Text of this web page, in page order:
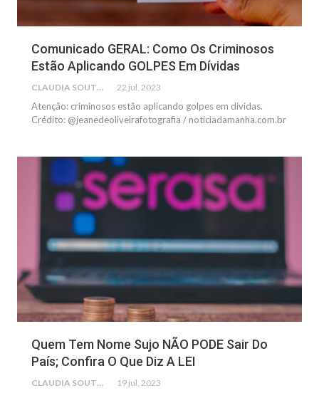
Comunicado GERAL: Como Os Criminosos
Estão Aplicando GOLPES Em Dívidas
CLAUDIA SOUTO 22 jul, 2023
Atenção: criminosos estão aplicando golpes em dívidas.
Crédito: @jeanedeoliveirafotografia / noticiadamanha.com.br
Quem Tem Nome Sujo NÃO PODE Sair Do
País; Confira O Que Diz A LEI
CLAUDIA SOUTO 19 jul, 2023